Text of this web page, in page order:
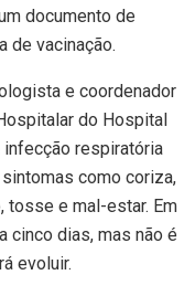
documento de
de vacinação.
e coordenador
do Hospital
infecção respiratória
como coriza,
tosse e mal-estar. Em
cinco dias, mas não é
evoluir.